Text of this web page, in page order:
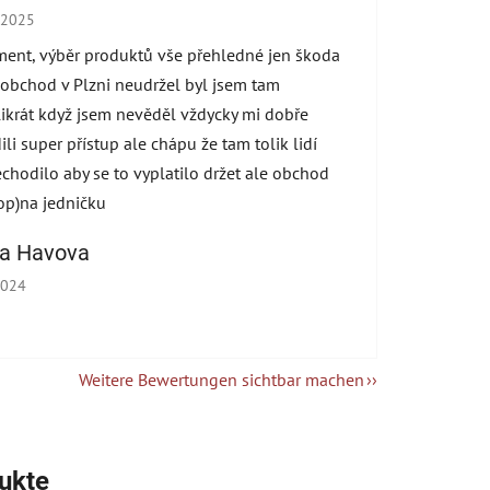
Bewertung beträgt 5 von 5 Sternen.
výběr produktů vše přehledné jen škoda
v Plzni neudržel byl jsem tam
když jsem nevěděl vždycky mi dobře
super přístup ale chápu že tam tolik lidí
aby se to vyplatilo držet ale obchod
jedničku
Havova
Bewertung beträgt 5 von 5 Sternen.
Weitere Bewertungen sichtbar machen